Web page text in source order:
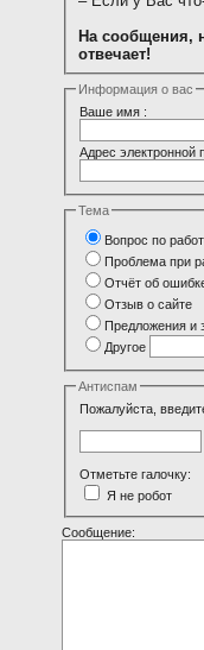
На сообщения,
отвечает!
Информация о вас
Ваше имя :
Адрес электронной
Тема
Вопрос по
Проблема при
Отчёт об
Отзыв о сайте
Предложения и
Другое
Антиспам
Пожалуйста,
Отметьте галочку:
Я не робот
Сообщение: